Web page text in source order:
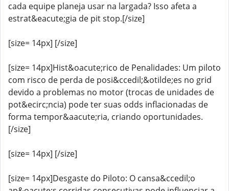
cada equipe planeja usar na largada? Isso afeta a
estrat&eacute;gia de pit stop.[/size]
[size= 14px] [/size]
[size= 14px]Hist&oacute;rico de Penalidades: Um piloto
com risco de perda de posi&ccedil;&otilde;es no grid
devido a problemas no motor (trocas de unidades de
pot&ecirc;ncia) pode ter suas odds inflacionadas de
forma tempor&aacute;ria, criando oportunidades.
[/size]
[size= 14px] [/size]
[size= 14px]Desgaste do Piloto: O cansa&ccedil;o